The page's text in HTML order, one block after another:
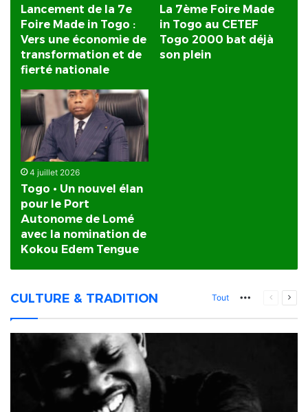
Lancement de la 7e
Foire Made in Togo :
Vers une économie de
transformation et de
fierté nationale
La 7ème Foire Made
in Togo au CETEF
Togo 2000 bat déjà
son plein
4 juillet 2026
Togo • Un nouvel élan
pour le Port
Autonome de Lomé
avec la nomination de
Kokou Edem Tengue
CULTURE & TRADITION Tout MorePage